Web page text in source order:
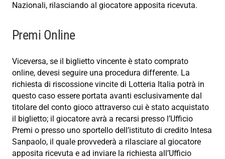
Nazionali, rilasciando al giocatore apposita ricevuta.
Premi Online
Viceversa, se il biglietto vincente è stato comprato
online, devesi seguire una procedura differente. La
richiesta di riscossione vincite di Lotteria Italia potrà in
questo caso essere portata avanti esclusivamente dal
titolare del conto gioco attraverso cui è stato acquistato
il biglietto; il giocatore avrà a recarsi presso l’Ufficio
Premi o presso uno sportello dell’istituto di credito Intesa
Sanpaolo, il quale provvederà a rilasciare al giocatore
apposita ricevuta e ad inviare la richiesta all’Ufficio